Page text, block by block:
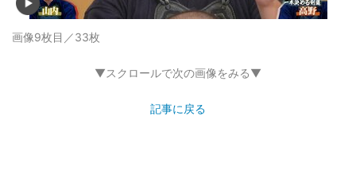
画像9枚目／33枚
▼スクロールで次の画像をみる▼
記事に戻る